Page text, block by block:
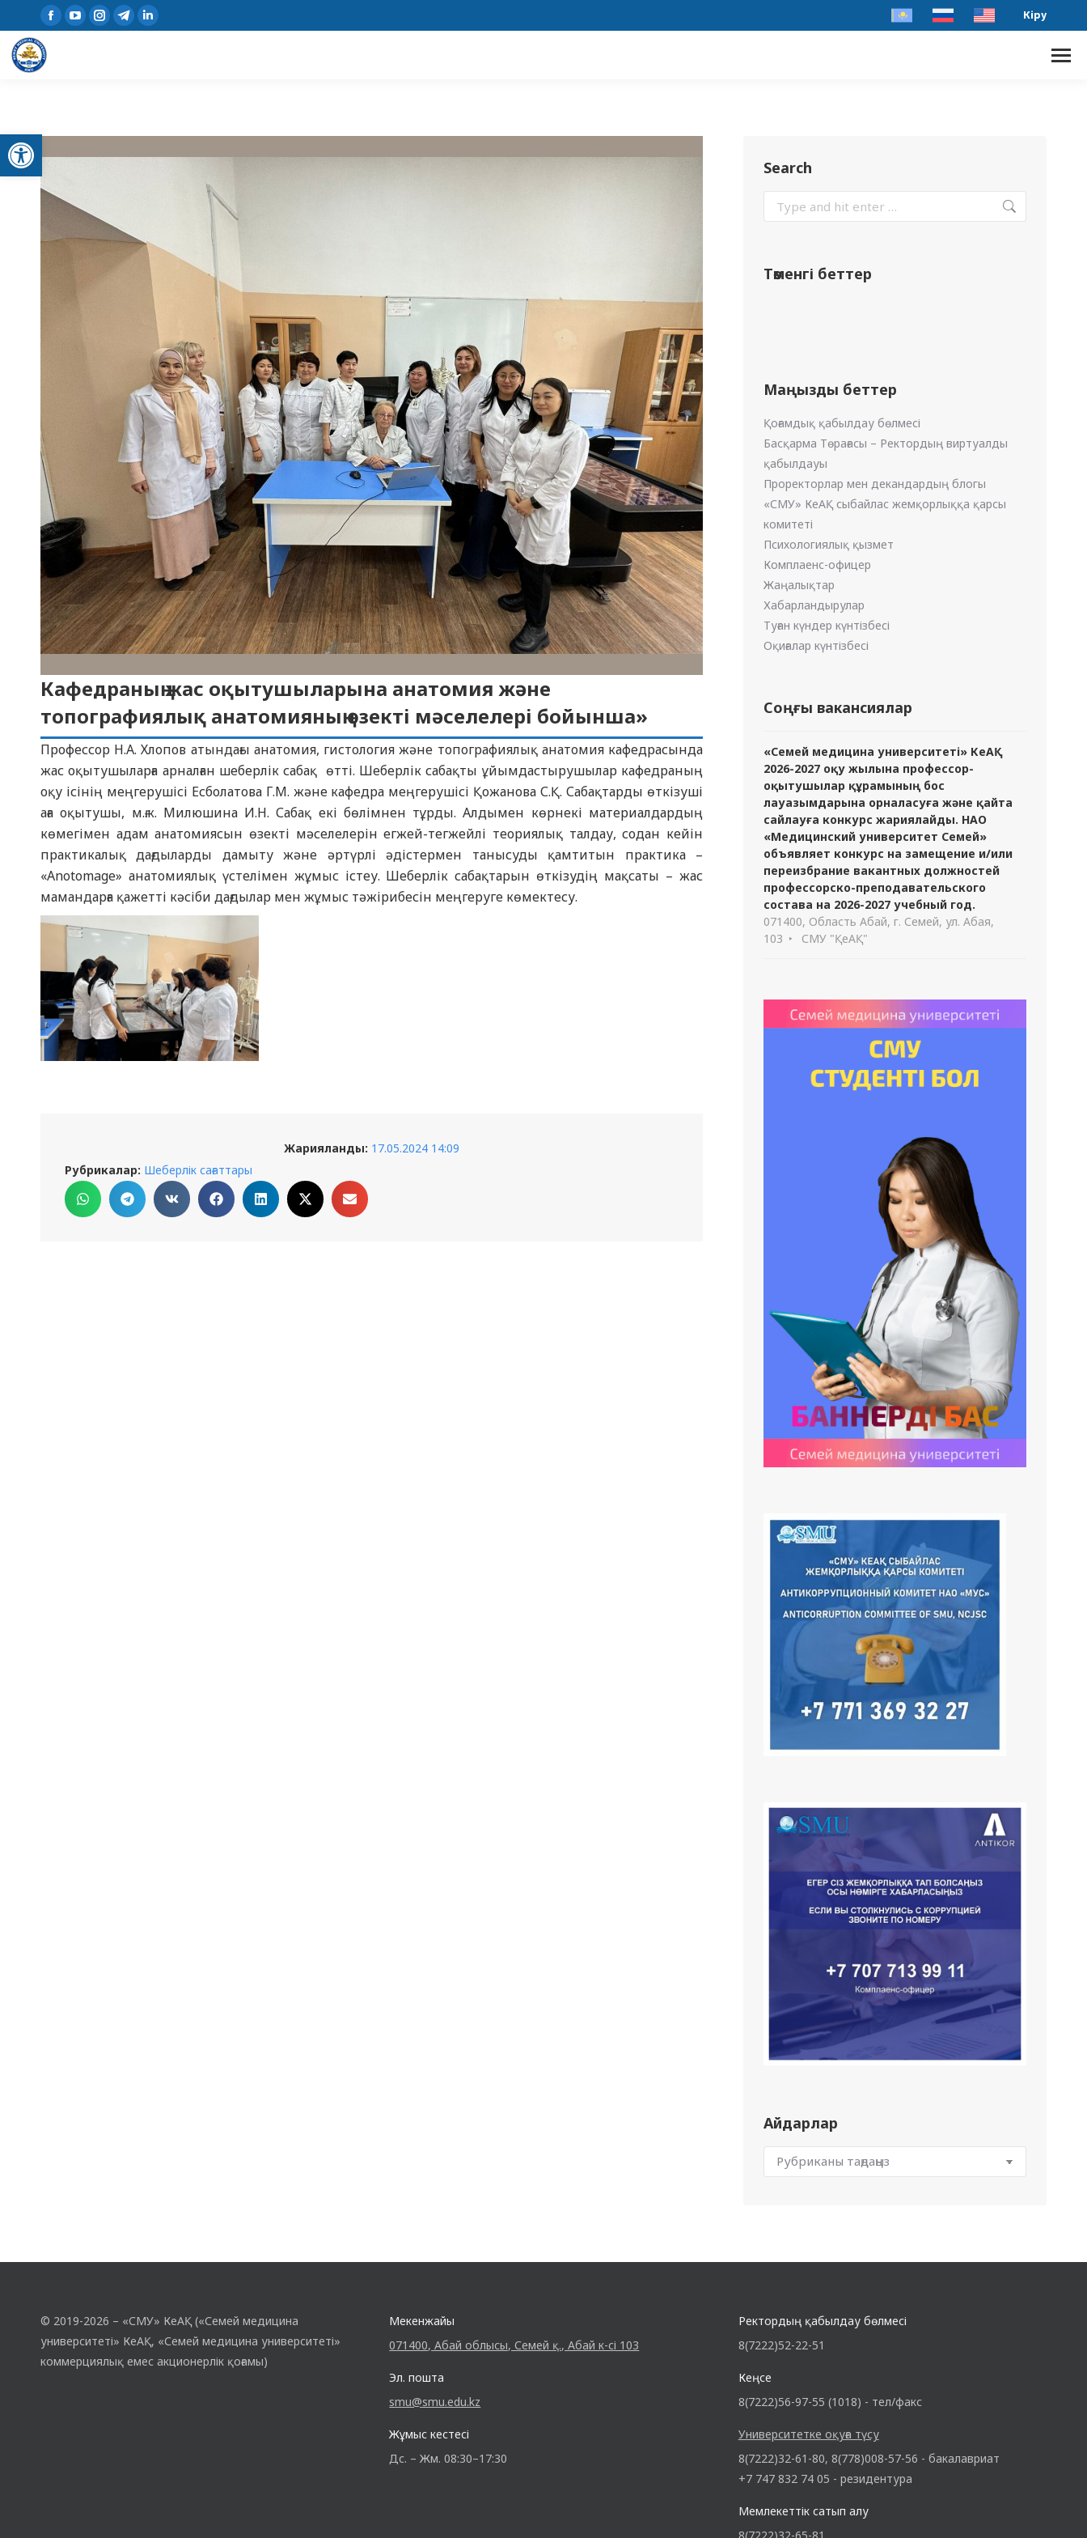
Open toolbar
Кіру
Кафедраның жас оқытушыларына анатомия және
топографиялық анатомияның өзекті мәселелері бойынша»
Профессор Н.А. Хлопов атындағы анатомия, гистология және топографиялық анатомия кафедрасында
жас оқытушыларға арналған шеберлік сабақ өтті. Шеберлік сабақты ұйымдастырушылар кафедраның
оқу ісінің меңгерушісі Есболатова Г.М. және кафедра меңгерушісі Қожанова С.Қ. Сабақтарды өткізуші
аға оқытушы, м.ғ.к. Милюшина И.Н. Сабақ екі бөлімнен тұрды. Алдымен көрнекі материалдардың
көмегімен адам анатомиясын өзекті мәселелерін егжей-тегжейлі теориялық талдау, содан кейін
практикалық дағдыларды дамыту және әртүрлі әдістермен танысуды қамтитын практика –
«Anotomage» анатомиялық үстелімен жұмыс істеу. Шеберлік сабақтарын өткізудің мақсаты – жас
мамандарға қажетті кәсіби дағдылар мен жұмыс тәжірибесін меңгеруге көмектесу.
Жарияланды: 17.05.2024 14:09
Рубрикалар: Шеберлік сағаттары
Search
Төменгі беттер
Маңызды беттер
Қоғамдық қабылдау бөлмесі
Басқарма Төрағасы – Ректордың виртуалды
қабылдауы
Проректорлар мен декандардың блогы
«СМУ» КеАҚ сыбайлас жемқорлыққа қарсы
комитеті
Психологиялық қызмет
Комплаенс-офицер
Жаңалықтар
Хабарландырулар
Туған күндер күнтізбесі
Оқиғалар күнтізбесі
Соңғы вакансиялар
«Семей медицина университеті» КеАҚ
2026-2027 оқу жылына профессор-
оқытушылар құрамының бос
лауазымдарына орналасуға және қайта
сайлауға конкурс жариялайды. НАО
«Медицинский университет Семей»
объявляет конкурс на замещение и/или
переизбрание вакантных должностей
профессорско-преподавательского
состава на 2026-2027 учебный год.
071400, Область Абай, г. Семей, ул. Абая,
103
СМУ "ҚеАҚ"
Айдарлар
© 2019-2026 – «СМУ» КеАҚ («Семей медицина
университеті» КеАҚ, «Семей медицина университеті»
коммерциялық емес акционерлік қоғамы)
Мекенжайы
071400, Абай облысы, Семей қ., Абай к-сі 103
Эл. пошта
smu@smu.edu.kz
Жұмыс кестесі
Дс. – Жм. 08:30–17:30
Ректордың қабылдау бөлмесі
8(7222)52-22-51
Кеңсе
8(7222)56-97-55 (1018) - тел/факс
Университетке оқуға түсу
8(7222)32-61-80, 8(778)008-57-56 - бакалавриат
+7 747 832 74 05 - резидентура
Мемлекеттік сатып алу
8(7222)32-65-81